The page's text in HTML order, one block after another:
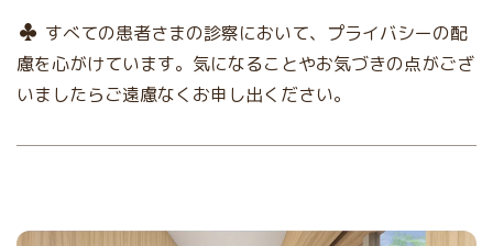
すべての患者さまの診察において、プライバシーの配
慮を心がけています。気になることやお気づきの点がござ
いましたらご遠慮なくお申し出ください。